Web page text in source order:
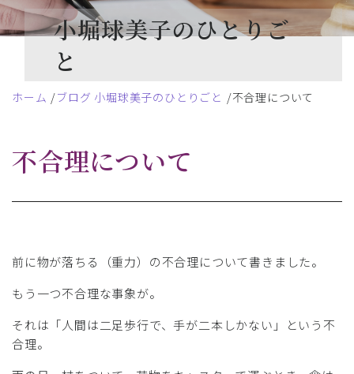
小堀球美子のひとりご
と
ホーム ブログ 小堀球美子のひとりごと 不合理について
不合理について
前に物が落ちる（重力）の不合理について書きました。
もう一つ不合理な事象が。
それは「人間は二足歩行で、手が二本しかない」という不
合理。